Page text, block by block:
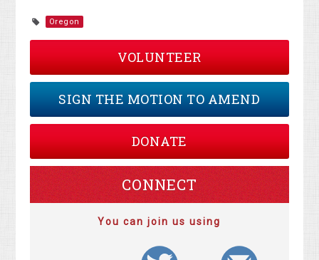
Oregon
VOLUNTEER
SIGN THE MOTION TO AMEND
DONATE
CONNECT
You can join us using